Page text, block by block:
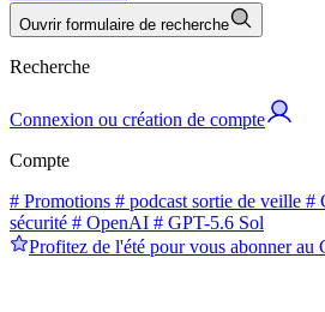
Ouvrir formulaire de recherche
Recherche
Connexion ou création de compte
Compte
# Promotions # podcast sortie de veille #
sécurité # OpenAI # GPT-5.6 Sol
Profitez de l'été pour vous abonner au